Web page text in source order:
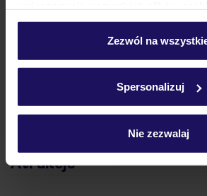
personalizować swój wybór wchodząc
Szczegółowe informacje o plikach
Zezwól na
Spersonalizuj
Nie zezwalaj
Pokoje
Wyżywienie
Atrakcje